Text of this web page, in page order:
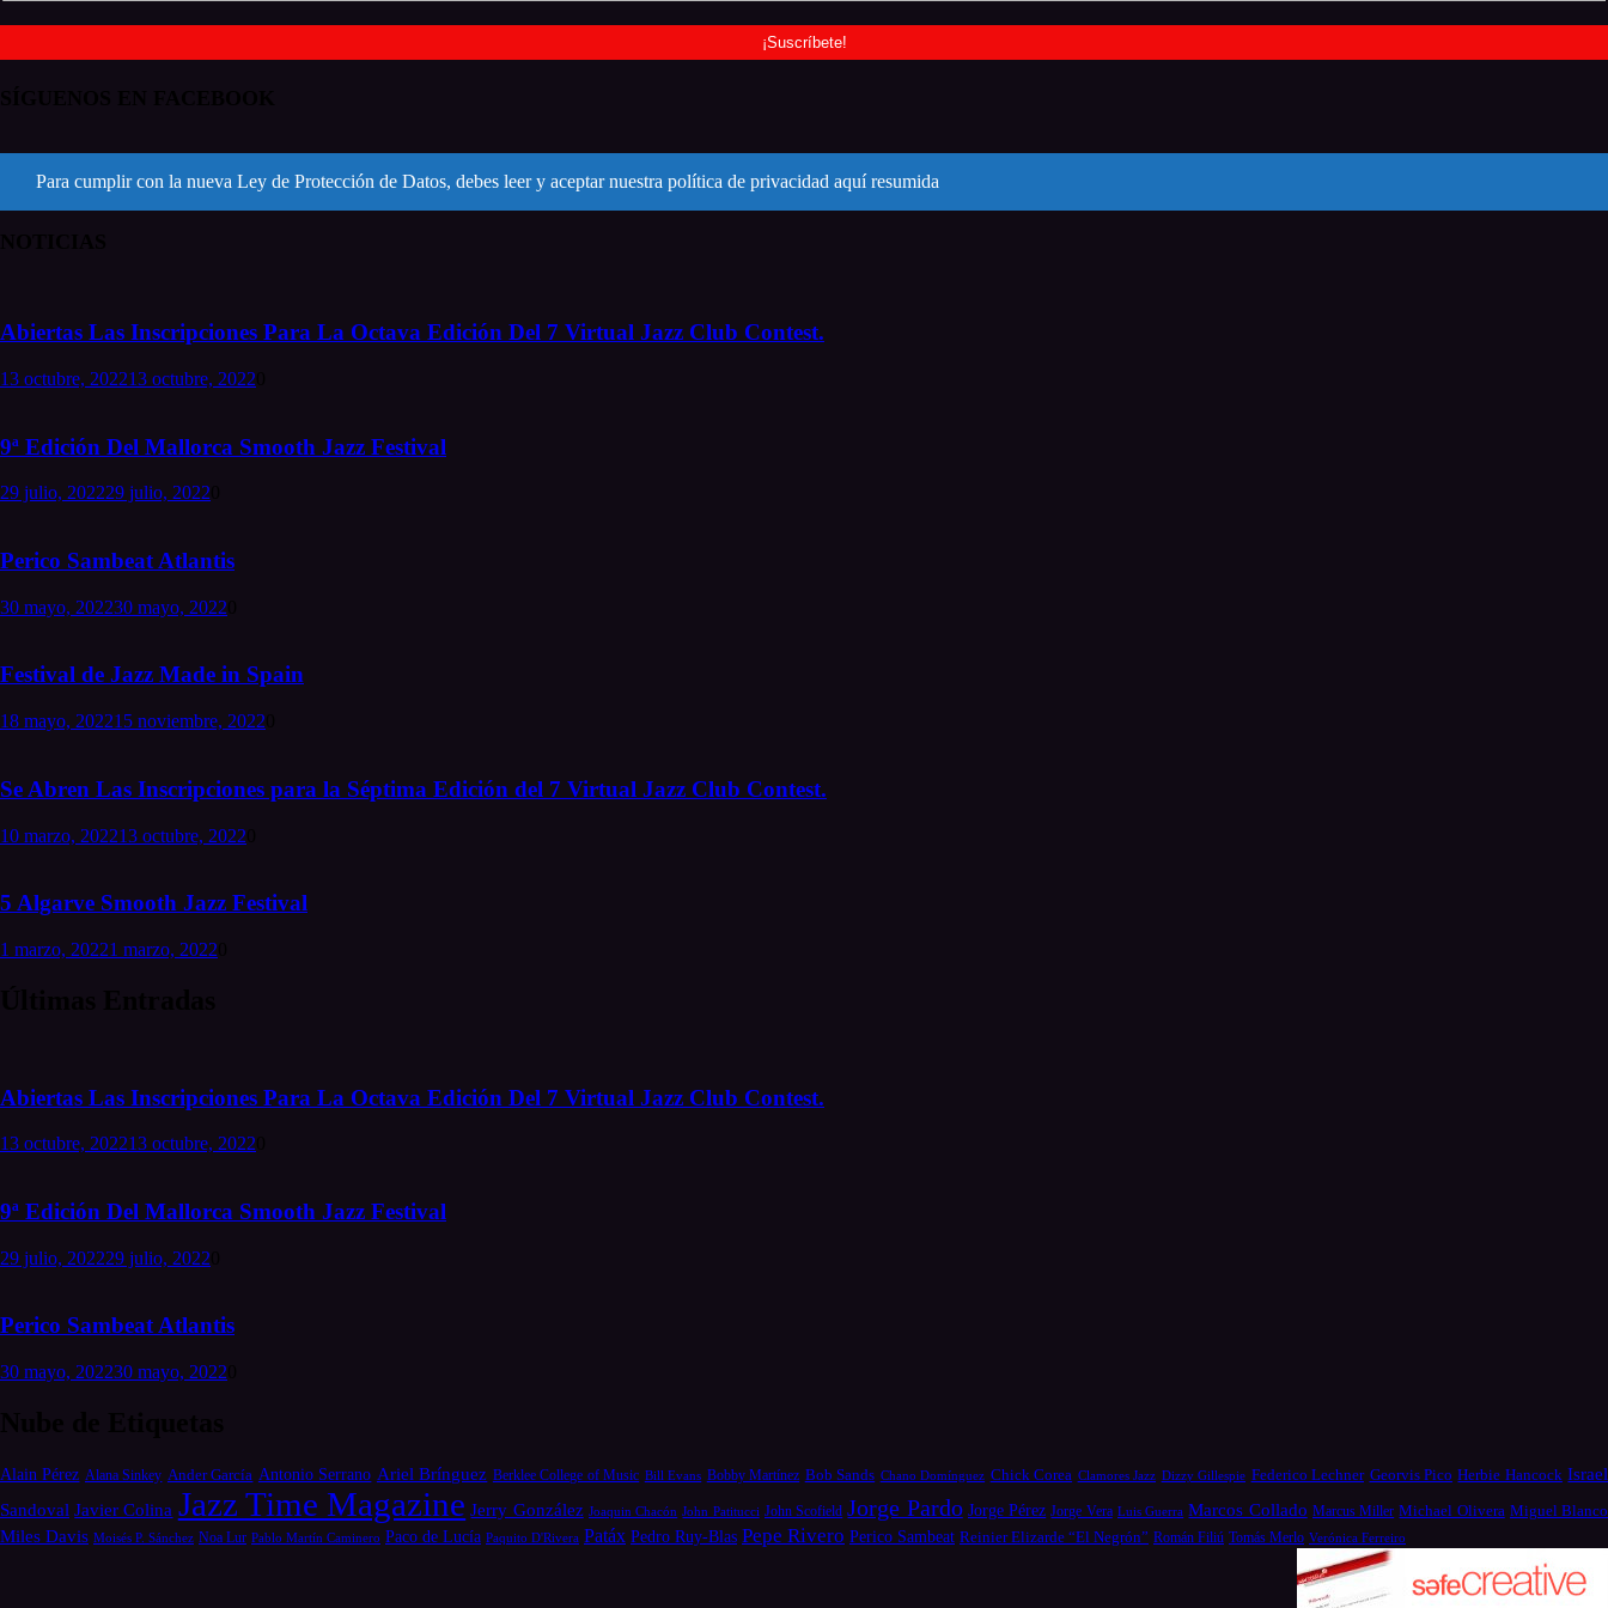
Para cumplir con la nueva Ley de Protección de Datos, debes leer y aceptar nuestra política de privacidad aquí resumida
Abiertas Las Inscripciones Para La Octava Edición Del 7 Virtual Jazz Club Contest.
13 octubre, 202213 octubre, 2022
9ª Edición Del Mallorca Smooth Jazz Festival
29 julio, 202229 julio, 2022
Perico Sambeat Atlantis
30 mayo, 202230 mayo, 2022
Festival de Jazz Made in Spain
18 mayo, 202215 noviembre, 2022
Se Abren Las Inscripciones para la Séptima Edición del 7 Virtual Jazz Club Contest.
10 marzo, 202213 octubre, 2022
5 Algarve Smooth Jazz Festival
1 marzo, 20221 marzo, 2022
Abiertas Las Inscripciones Para La Octava Edición Del 7 Virtual Jazz Club Contest.
13 octubre, 202213 octubre, 2022
9ª Edición Del Mallorca Smooth Jazz Festival
29 julio, 202229 julio, 2022
Perico Sambeat Atlantis
30 mayo, 202230 mayo, 2022
Alain Pérez Alana Sinkey Ander García Antonio Serrano Ariel Brínguez Berklee College of Music Bill Evans Bobby Martínez Bob Sands Chano Domínguez Chick Corea Clamores Jazz Dizzy Gillespie Federico Lechner Georvis Pico Herbie Hancock Israel
Sandoval Javier Colina Jazz Time Magazine Jerry González Joaquin Chacón John Patitucci John Scofield Jorge Pardo Jorge Pérez Jorge Vera Luis Guerra Marcos Collado Marcus Miller Michael Olivera Miguel Blanco
Miles Davis Moisés P. Sánchez Noa Lur Pablo Martín Caminero Paco de Lucía Paquito D'Rivera Patáx Pedro Ruy-Blas Pepe Rivero Perico Sambeat Reinier Elizarde “El Negrón” Román Filiú Tomás Merlo Verónica Ferreiro